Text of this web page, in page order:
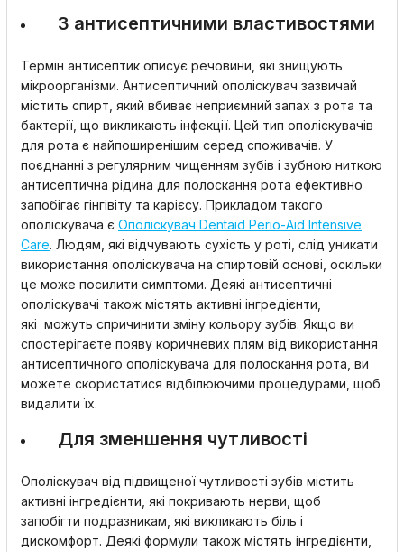
З антисептичними властивостями
Термін антисептик описує речовини, які знищують
мікроорганізми. Антисептичний ополіскувач зазвичай
містить спирт, який вбиває неприємний запах з рота та
бактерії, що викликають інфекції. Цей тип ополіскувачів
для рота є найпоширенішим серед споживачів. У
поєднанні з регулярним чищенням зубів і зубною ниткою
антисептична рідина для полоскання рота ефективно
запобігає гінгівіту та карієсу. Прикладом такого
ополіскувача є Ополіскувач Dentaid Perio-Aid Intensive
Care. Людям, які відчувають сухість у роті, слід уникати
використання ополіскувача на спиртовій основі, оскільки
це може посилити симптоми. Деякі антисептичні
ополіскувачі також містять активні інгредієнти,
які можуть спричинити зміну кольору зубів. Якщо ви
спостерігаєте появу коричневих плям від використання
антисептичного ополіскувача для полоскання рота, ви
можете скористатися відбілюючими процедурами, щоб
видалити їх.
Для зменшення чутливості
Ополіскувач від підвищеної чутливості зубів містить
активні інгредієнти, які покривають нерви, щоб
запобігти подразникам, які викликають біль і
дискомфорт. Деякі формули також містять інгредієнти,